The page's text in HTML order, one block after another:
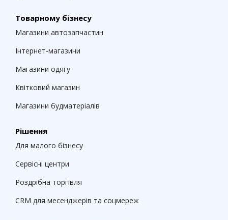
Товарному бізнесу
Магазини автозапчастин
Інтернет-магазини
Магазини одягу
Квітковий магазин
Магазини будматеріалів
Рішення
Для малого бізнесу
Сервісні центри
Роздрібна торгівля
CRM для месенджерів та соцмереж